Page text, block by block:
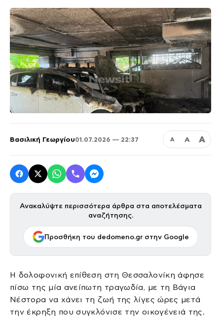
Βασιλική Γεωργίου01.07.2026 — 22:37 Α Α Α
Ανακαλύψτε περισσότερα άρθρα στα αποτελέσματα
αναζήτησης.
Προσθήκη του dedomeno.gr στην Google
Η δολοφονική επίθεση στη Θεσσαλονίκη άφησε
πίσω της μία ανείπωτη τραγωδία, με τη Βάγια
Νέστορα να χάνει τη ζωή της λίγες ώρες μετά
την έκρηξη που συγκλόνισε την οικογένειά της.